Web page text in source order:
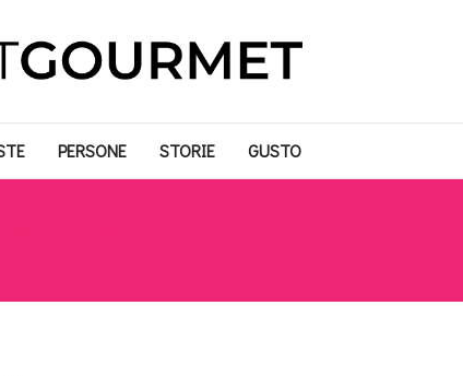
PERSONE STORIE GUSTO